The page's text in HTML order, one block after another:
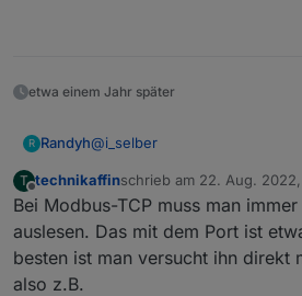
etwa einem Jahr später
R Randyh@i_selber
Danke für die Antwort. Aber
nichts auf Port 502 daher :(
auch ein Portscan sieht den
Ich vermute einfach, trotz
mein navigator (1.0) einfach
Vom Hersteller die
T
Offline
technikaffinschrieb am 22. Aug. 2022,
zuletzt editiert von
Bei Modbus-TCP muss man
auslesen. Das mit dem Port ist
besten ist man versucht ihn direkt
also z.B.